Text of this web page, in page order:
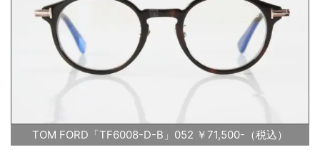
TOM FORD「TF6008-D-B」052 ￥71,500-（税込）